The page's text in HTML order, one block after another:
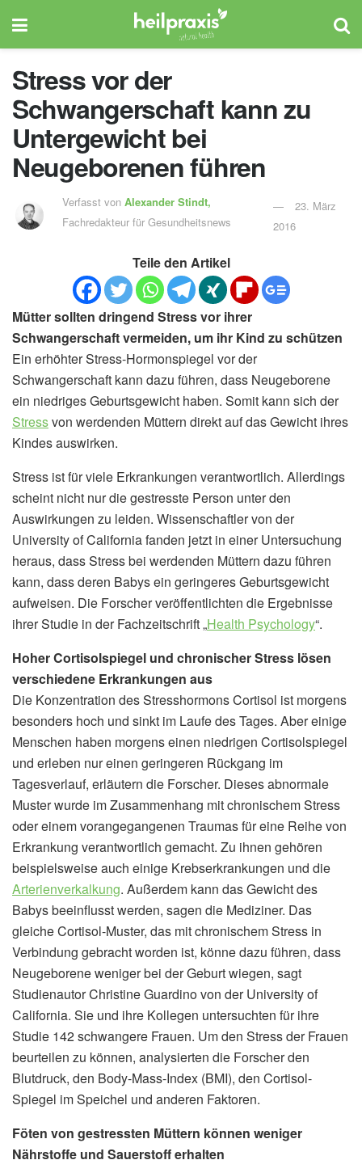
Stress vor der
Schwangerschaft kann zu
Untergewicht bei
Neugeborenen führen
Verfasst vonAlexander Stindt,
Fachredakteur für Gesundheitsnews
23. März
2016
Teile den Artikel
Mütter sollten dringend Stress vor ihrer
Schwangerschaft vermeiden, um ihr Kind zu schützen
Ein erhöhter Stress-Hormonspiegel vor der
Schwangerschaft kann dazu führen, dass Neugeborene
ein niedriges Geburtsgewicht haben. Somit kann sich der
Stressvon werdenden Müttern direkt auf das Gewicht ihres
Kindes auswirken.
Stress ist für viele Erkrankungen verantwortlich. Allerdings
scheint nicht nur die gestresste Person unter den
Auswirkungen zu leiden. Wissenschaftler von der
University of California fanden jetzt in einer Untersuchung
heraus, dass Stress bei werdenden Müttern dazu führen
kann, dass deren Babys ein geringeres Geburtsgewicht
aufweisen. Die Forscher veröffentlichten die Ergebnisse
ihrer Studie in der Fachzeitschrift „Health Psychology“.
Hoher Cortisolspiegel und chronischer Stress lösen
verschiedene Erkrankungen aus
Die Konzentration des Stresshormons Cortisol ist morgens
besonders hoch und sinkt im Laufe des Tages. Aber einige
Menschen haben morgens einen niedrigen Cortisolspiegel
und erleben nur einen geringeren Rückgang im
Tagesverlauf, erläutern die Forscher. Dieses abnormale
Muster wurde im Zusammenhang mit chronischem Stress
oder einem vorangegangenen Traumas für eine Reihe von
Erkrankung verantwortlich gemacht. Zu ihnen gehören
beispielsweise auch einige Krebserkrankungen und die
Arterienverkalkung. Außerdem kann das Gewicht des
Babys beeinflusst werden, sagen die Mediziner. Das
gleiche Cortisol-Muster, das mit chronischem Stress in
Verbindung gebracht worden ist, könne dazu führen, dass
Neugeborene weniger bei der Geburt wiegen, sagt
Studienautor Christine Guardino von der University of
California. Sie und ihre Kollegen untersuchten für ihre
Studie 142 schwangere Frauen. Um den Stress der Frauen
beurteilen zu können, analysierten die Forscher den
Blutdruck, den Body-Mass-Index (BMI), den Cortisol-
Spiegel im Speichel und anderen Faktoren.
Föten von gestressten Müttern können weniger
Nährstoffe und Sauerstoff erhalten